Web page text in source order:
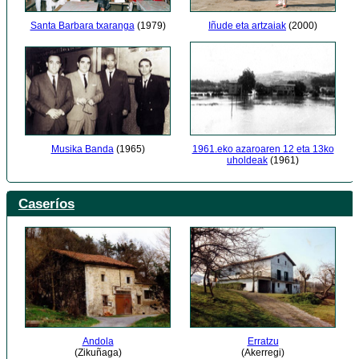
Santa Barbara txaranga(1979) Iñude eta artzaiak (2000)
Musika Banda(1965)
1961.eko azaroaren 12 eta 13ko
uholdeak (1961)
Caseríos
Andola
(Zikuñaga)
Erratzu
(Akerregi)